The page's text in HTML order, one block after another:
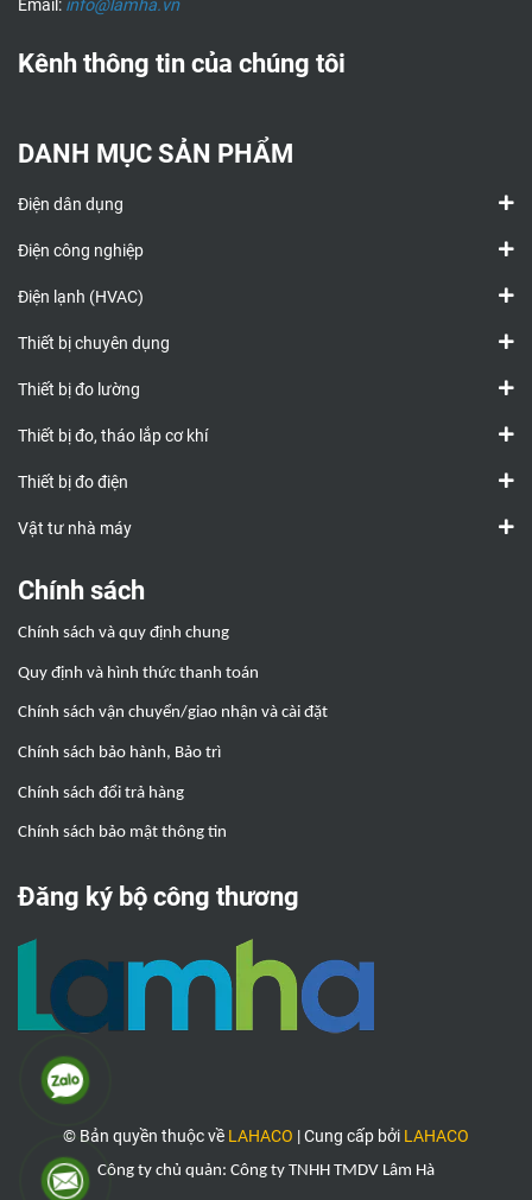
Email: info@lamha.vn
Kênh thông tin của chúng tôi
DANH MỤC SẢN PHẨM
Điện dân dụng
Điện công nghiệp
Điện lạnh (HVAC)
Thiết bị chuyên dụng
Thiết bị đo lường
Thiết bị đo, tháo lắp cơ khí
Thiết bị đo điện
Vật tư nhà máy
Chính sách
Chính sách và quy định chung
Quy định và hình thức thanh toán
Chính sách vận chuyển/giao nhận và cài đặt
Chính sách bảo hành, Bảo trì
Chính sách đổi trả hàng
Chính sách bảo mật thông tin
Đăng ký bộ công thương
© Bản quyền thuộc về LAHACO |Cung cấp bởi LAHACO
Công ty chủ quản: Công ty TNHH TMDV Lâm Hà